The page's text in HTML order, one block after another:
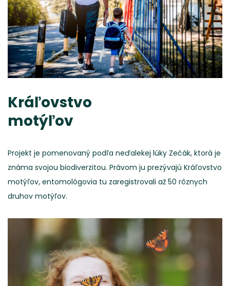
Kráľovstvo
motýľov
Projekt je pomenovaný podľa neďalekej lúky Zečák, ktorá je
známa svojou biodiverzitou. Právom ju prezývajú Kráľovstvo
motýľov, entomológovia tu zaregistrovali až 50 rôznych
druhov motýľov.